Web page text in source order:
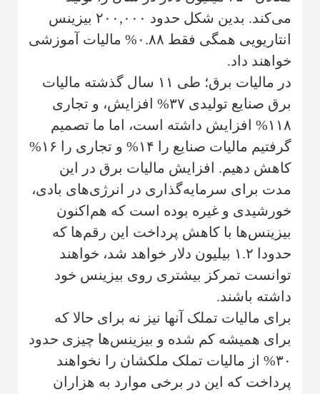
می‌کند. بدین شکل حدود ۲۰۰,۰۰۰ بیزینس
انتاریویی همگی فقط ۰.۸۸% مالیات آموزشی
خواهند داد.
در مالیات برق؛ طی ۱۱ سال گذشته مالیات
برق صنایع تولیدی ۳۷% افزایش، و تجاری
۱۱۸% افزایش داشته است، اما ما تصمیم
گرفتیم مالیات صنایع را ۱۴% و تجاری را ۱۶%
کاهش دهیم. افزایش مالیات برق در این
مدت برای سرمایه‌گذاری در انرژی‌های بادی،
خورشیدی و غیره بوده است که هم‌‌اکنون
بیزینس‌ها با کاهش پرداخت این رقم‌ها که
حدودا ۱.۲ بیلیون دلار خواهد شد، خواهند
توانست تمرکز بیشتری روی بیزینس خود
داشته باشند.
برای مالیات تملک آنها نیز نه برای حالا که
برای همیشه کم شده و بیزینس‌ها چیزی حدود
۳۰% از مالیات تملک ملکشان را نخواهند
پرداخت که این در برخی موارد به هزاران